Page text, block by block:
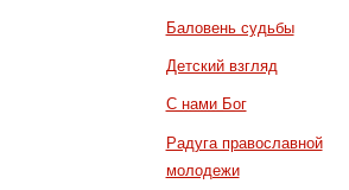
Баловень судьбы
Детский взгляд
С нами Бог
Радуга православной
молодежи